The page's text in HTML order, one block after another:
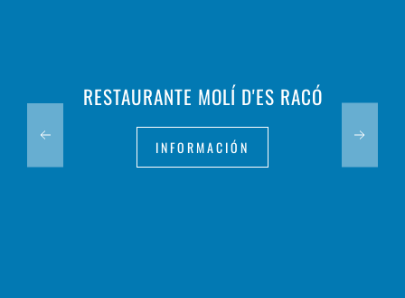
RESTAURANTE MOLÍ D'ES RACÓ
INFORMACIÓN